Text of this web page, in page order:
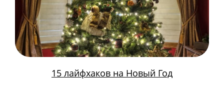
15 лайфхаков на Новый Год